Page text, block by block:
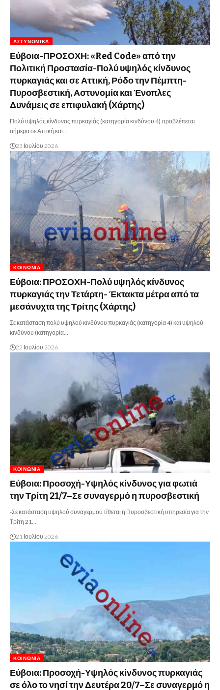
ΑΣΤΥΝΟΜΙΚΆ
Εύβοια-ΠΡΟΣΟΧΗ: «Red Code» από την
Πολιτική Προστασία-Πολύ υψηλός κίνδυνος
πυρκαγιάς και σε Αττική, Ρόδο την Πέμπτη-
Πυροσβεστική, Αστυνομία και Ένοπλες
Δυνάμεις σε επιφυλακή (Χάρτης)
Πολύ υψηλός κίνδυνος πυρκαγιάς (κατηγορία κινδύνου 4) προβλέπεται
σήμερα σε Αττική και…
23 Ιουλίου 2026
ΚΟΙΝΩΝΊΑ
Εύβοια: ΠΡΟΣΟΧΗ-Πολύ υψηλός κίνδυνος
πυρκαγιάς την Τετάρτη- Έκτακτα μέτρα από τα
μεσάνυχτα της Τρίτης (Χάρτης)
Σε κατάσταση πολύ υψηλού κινδύνου πυρκαγιάς (κατηγορία 4) και υψηλού
κινδύνου (κατηγορία…
22 Ιουλίου 2026
ΚΟΙΝΩΝΊΑ
Εύβοια: Προσοχή-Υψηλός κίνδυνος για φωτιά
την Τρίτη 21/7–Σε συναγερμό η πυροσβεστική
-Σε κατάσταση υψηλού συναγερμού τίθεται η Πυροσβεστική υπηρεσία για την
Τρίτη 21…
21 Ιουλίου 2026
ΚΟΙΝΩΝΊΑ
Εύβοια: Προσοχή-Υψηλός κίνδυνος πυρκαγιάς
σε όλο το νησί την Δευτέρα 20/7–Σε συναγερμό η